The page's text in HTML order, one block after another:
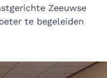
Zeeuwse
te begeleiden